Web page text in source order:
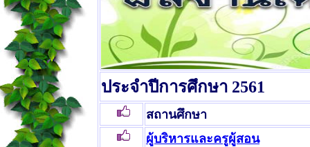
ประจำปีการศึกษา 2561
สถานศึกษา
ผู้บริหารและครูผู้สอน